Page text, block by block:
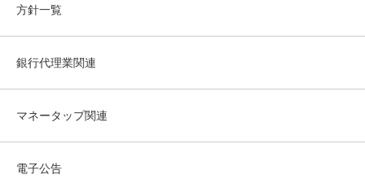
方針一覧
銀行代理業関連
マネータップ関連
電子公告